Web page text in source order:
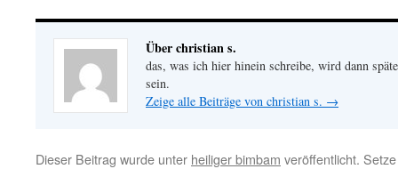
Über christian s.
das, was ich hier hinein schreibe, wird dann
sein.
Zeige alle Beiträge von christian s. →
Dieser Beitrag wurde unter heiliger bimbam veröffentlicht.